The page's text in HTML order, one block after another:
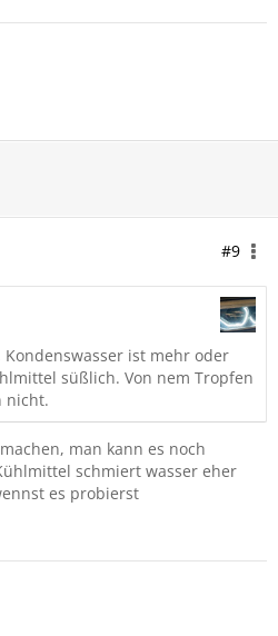
#9
ist mehr oder
süßlich. Von nem Tropfen
nicht.
man kann es noch
schmiert wasser eher
es probierst